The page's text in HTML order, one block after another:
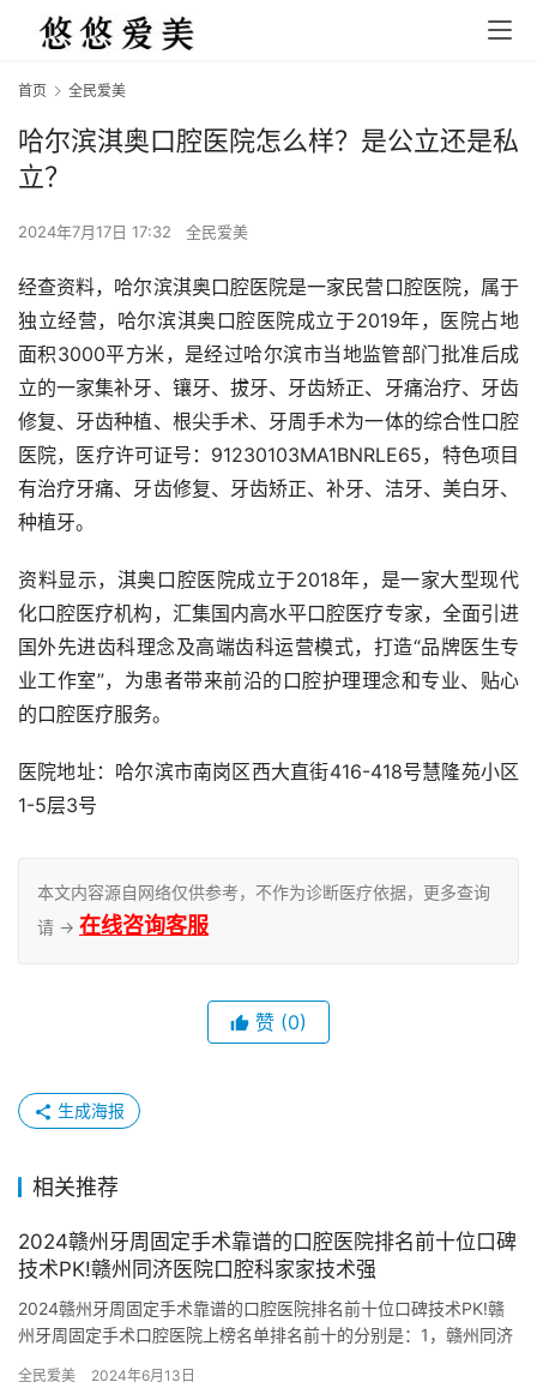
首页 全民爱美
哈尔滨淇奥口腔医院怎么样？是公立还是私
立？
2024年7月17日 17:32 全民爱美
经查资料，哈尔滨淇奥口腔医院是一家民营口腔医院，属于
独立经营，哈尔滨淇奥口腔医院成立于2019年，医院占地
面积3000平方米，是经过哈尔滨市当地监管部门批准后成
立的一家集补牙、镶牙、拔牙、牙齿矫正、牙痛治疗、牙齿
修复、牙齿种植、根尖手术、牙周手术为一体的综合性口腔
医院，医疗许可证号：91230103MA1BNRLE65，特色项目
有治疗牙痛、牙齿修复、牙齿矫正、补牙、洁牙、美白牙、
种植牙。
资料显示，淇奥口腔医院成立于2018年，是一家大型现代
化口腔医疗机构，汇集国内高水平口腔医疗专家，全面引进
国外先进齿科理念及高端齿科运营模式，打造“品牌医生专
业工作室”，为患者带来前沿的口腔护理理念和专业、贴心
的口腔医疗服务。
医院地址：哈尔滨市南岗区西大直街416-418号慧隆苑小区
1-5层3号
本文内容源自网络仅供参考，不作为诊断医疗依据，更多查询
请 → 在线咨询客服
赞 (0)
生成海报
相关推荐
2024赣州牙周固定手术靠谱的口腔医院排名前十位口碑
技术PK!赣州同济医院口腔科家家技术强
2024赣州牙周固定手术靠谱的口腔医院排名前十位口碑技术PK!赣
州牙周固定手术口腔医院上榜名单排名前十的分别是：1，赣州同济
全民爱美 2024年6月13日